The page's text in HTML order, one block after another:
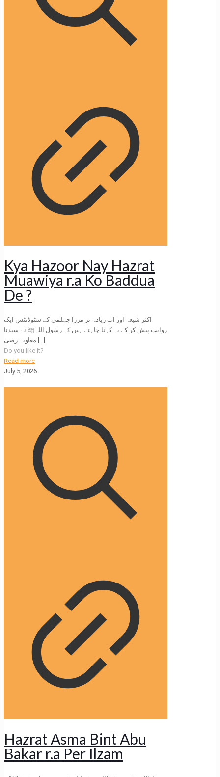
Kya Hazoor Nay Hazrat
Muawiya r.a Ko Baddua
De ?
اکثر شیعہ اور اب زیادہ تر مرزا جہلمی کے سٹوڈنٹس ایک
روایت پیش کر کے یہ کہنا چاہتے ہیں کہ رسول اللہﷺ نے سیدنا
معاویہ رضی
Do you like it?
Read more
July 5, 2026
Hazrat Asma Bint Abu
Bakar r.a Per Ilzam